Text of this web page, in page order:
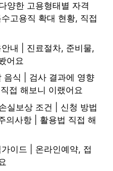
양한 고용형태별 자격
고용직 확대 현황, 직접
내 | 진료절차, 준비물,
어요
음식 | 검사 결과에 영향
접 해보니 이랬어요
실보상 조건 | 신청 방법
의사항 | 활용법 직접 해
이드 | 온라인예약, 접